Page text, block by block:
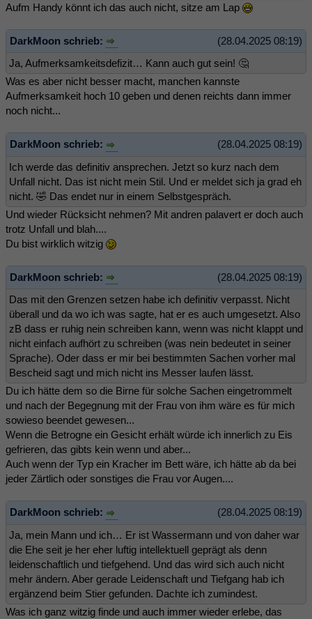
Aufm Handy könnt ich das auch nicht, sitze am Lap
(28.04.2025 08:19)
DarkMoon schrieb:
Ja, Aufmerksamkeitsdefizit… Kann auch gut sein! 🤔
Was es aber nicht besser macht, manchen kannste
Aufmerksamkeit hoch 10 geben und denen reichts dann immer
noch nicht...
(28.04.2025 08:19)
DarkMoon schrieb:
Ich werde das definitiv ansprechen. Jetzt so kurz nach dem
Unfall nicht. Das ist nicht mein Stil. Und er meldet sich ja grad eh
nicht. 🤣 Das endet nur in einem Selbstgespräch.
Und wieder Rücksicht nehmen? Mit andren palavert er doch auch
trotz Unfall und blah....
Du bist wirklich witzig
(28.04.2025 08:19)
DarkMoon schrieb:
Das mit den Grenzen setzen habe ich definitiv verpasst. Nicht
überall und da wo ich was sagte, hat er es auch umgesetzt. Also
zB dass er ruhig nein schreiben kann, wenn was nicht klappt und
nicht einfach aufhört zu schreiben (was nein bedeutet in seiner
Sprache). Oder dass er mir bei bestimmten Sachen vorher mal
Bescheid sagt und mich nicht ins Messer laufen lässt.
Du ich hätte dem so die Birne für solche Sachen eingetrommelt
und nach der Begegnung mit der Frau von ihm wäre es für mich
sowieso beendet gewesen...
Wenn die Betrogne ein Gesicht erhält würde ich innerlich zu Eis
gefrieren, das gibts kein wenn und aber...
Auch wenn der Typ ein Kracher im Bett wäre, ich hätte ab da bei
jeder Zärtlich oder sonstiges die Frau vor Augen....
(28.04.2025 08:19)
DarkMoon schrieb:
Ja, mein Mann und ich… Er ist Wassermann und von daher war
die Ehe seit je her eher luftig intellektuell geprägt als denn
leidenschaftlich und tiefgehend. Und das wird sich auch nicht
mehr ändern. Aber gerade Leidenschaft und Tiefgang hab ich
ergänzend beim Stier gefunden. Dachte ich zumindest.
Was ich ganz witzig finde und auch immer wieder erlebe, das